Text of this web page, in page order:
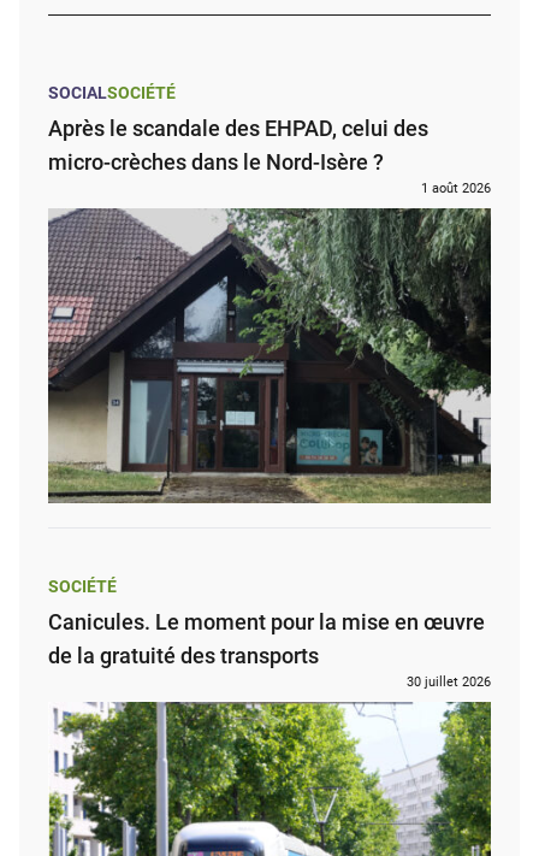
SOCIALSOCIÉTÉ
Après le scandale des EHPAD, celui des
micro-crèches dans le Nord-Isère ?
1 août 2026
SOCIÉTÉ
Canicules. Le moment pour la mise en œuvre
de la gratuité des transports
30 juillet 2026